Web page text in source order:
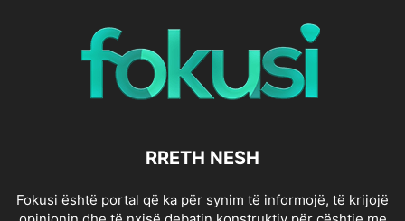
RRETH NESH
Fokusi është portal që ka për synim të informojë, të krijojë